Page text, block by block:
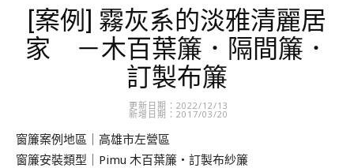
[案例] 霧灰系的淡雅清麗居
家 －木百葉簾．隔間簾．
訂製布簾
更新日期：2022/12/13
新增日期：2017/03/20
窗簾案例地區｜高雄市左營區
窗簾安裝類型｜Pimu 木百葉簾・訂製布紗簾